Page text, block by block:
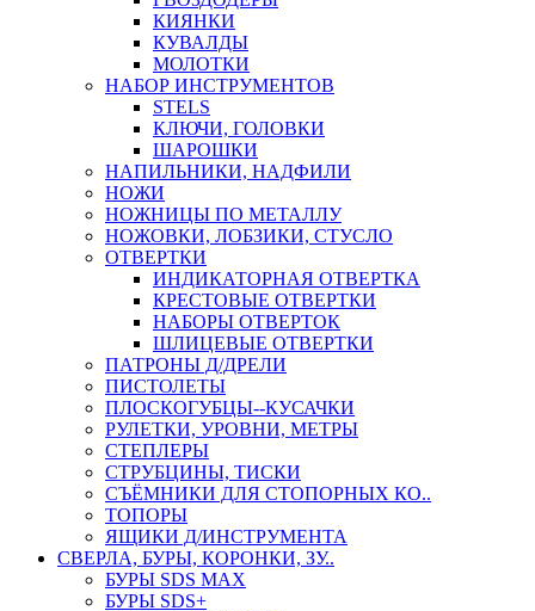
КИЯНКИ
КУВАЛДЫ
МОЛОТКИ
НАБОР ИНСТРУМЕНТОВ
STELS
КЛЮЧИ, ГОЛОВКИ
ШАРОШКИ
НАПИЛЬНИКИ, НАДФИЛИ
НОЖИ
НОЖНИЦЫ ПО МЕТАЛЛУ
НОЖОВКИ, ЛОБЗИКИ, СТУСЛО
ОТВЕРТКИ
ИНДИКАТОРНАЯ ОТВЕРТКА
КРЕСТОВЫЕ ОТВЕРТКИ
НАБОРЫ ОТВЕРТОК
ШЛИЦЕВЫЕ ОТВЕРТКИ
ПАТРОНЫ Д/ДРЕЛИ
ПИСТОЛЕТЫ
ПЛОСКОГУБЦЫ--КУСАЧКИ
РУЛЕТКИ, УРОВНИ, МЕТРЫ
СТЕПЛЕРЫ
СТРУБЦИНЫ, ТИСКИ
СЪЁМНИКИ ДЛЯ СТОПОРНЫХ КО..
ТОПОРЫ
ЯЩИКИ Д/ИНСТРУМЕНТА
СВЕРЛА, БУРЫ, КОРОНКИ, ЗУ..
БУРЫ SDS MAX
БУРЫ SDS+